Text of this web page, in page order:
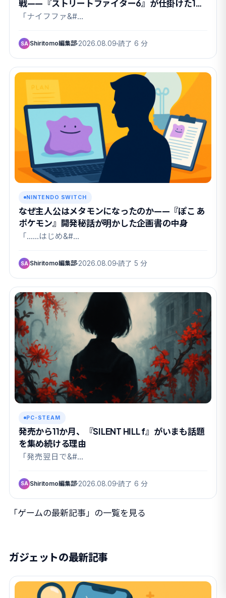
戦——『ストリートファイター6』が仕掛けた1週
間の熱狂
「ナイフファ&#…
SA Shiritomo編集部 2026.08.09 読了 6 分
NINTENDO SWITCH
なぜ主人公はメタモンになったのか——『ぽこ あ
ポケモン』開発秘話が明かした企画書の中身
「……はじめ&#…
SA Shiritomo編集部 2026.08.09 読了 5 分
PC-STEAM
発売から11か月、『SILENT HILL f』がいまも話題
を集め続ける理由
「発売翌日で&#…
SA Shiritomo編集部 2026.08.09 読了 6 分
「ゲームの最新記事」の一覧を見る
ガジェットの最新記事